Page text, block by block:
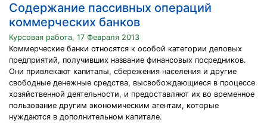
Содержание пассивных операций
коммерческих банков
Курсовая работа, 17 Февраля 2013
Коммерческие банки относятся к особой категории деловых
предприятий, получивших название финансовых посредников.
Они привлекают капиталы, сбережения населения и другие
свободные денежные средства, высвобождающиеся в процессе
хозяйственной деятельности, и предоставляют их во временное
пользование другим экономическим агентам, которые
нуждаются в дополнительном капитале.